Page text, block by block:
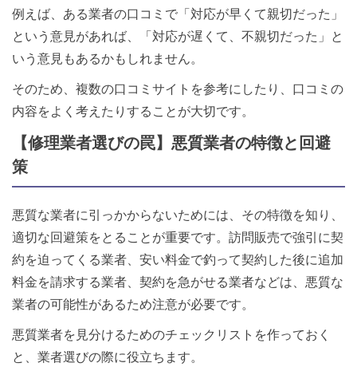
例えば、ある業者の口コミで「対応が早くて親切だった」
という意見があれば、「対応が遅くて、不親切だった」と
いう意見もあるかもしれません。
そのため、複数の口コミサイトを参考にしたり、口コミの
内容をよく考えたりすることが大切です。
【修理業者選びの罠】悪質業者の特徴と回避
策
悪質な業者に引っかからないためには、その特徴を知り、
適切な回避策をとることが重要です。訪問販売で強引に契
約を迫ってくる業者、安い料金で釣って契約した後に追加
料金を請求する業者、契約を急がせる業者などは、悪質な
業者の可能性があるため注意が必要です。
悪質業者を見分けるためのチェックリストを作っておく
と、業者選びの際に役立ちます。